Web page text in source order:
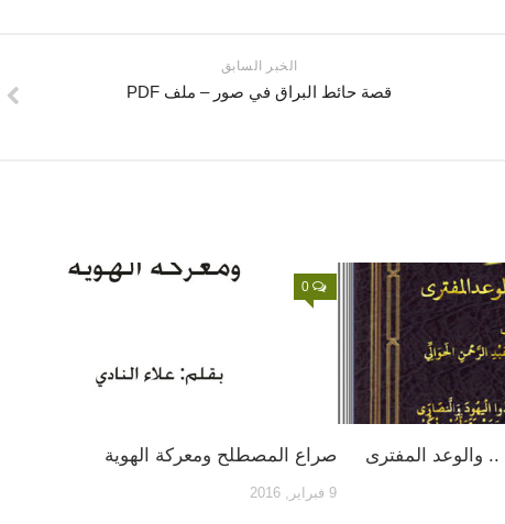
الخبر السابق
قصة حائط البراق في صور – ملف PDF
والوعد المفترى
0
صراع المصطلح ومعركة الهوية
9 فبراير, 2016